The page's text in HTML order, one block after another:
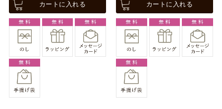
カートに入れる カートに入れる